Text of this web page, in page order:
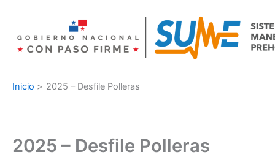
contenido
Inicio 2025 – Desfile Polleras
2025 – Desfile Polleras